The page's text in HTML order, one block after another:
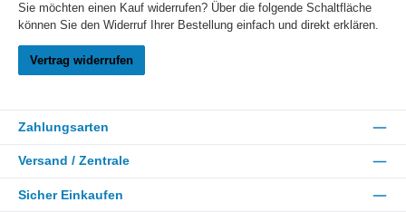
Sie möchten einen Kauf widerrufen? Über die folgende Schaltfläche
können Sie den Widerruf Ihrer Bestellung einfach und direkt erklären.
Vertrag widerrufen
Zahlungsarten
Versand / Zentrale
Sicher Einkaufen